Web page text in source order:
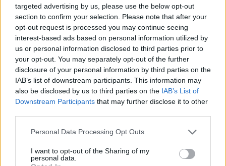
targeted advertising by us, please use the below opt-out
section to confirm your selection. Please note that after your
opt-out request is processed you may continue seeing
interest-based ads based on personal information utilized by
us or personal information disclosed to third parties prior to
your opt-out. You may separately opt-out of the further
disclosure of your personal information by third parties on the
IAB’s list of downstream participants. This information may
also be disclosed by us to third parties on the IAB’s List of
Downstream Participants that may further disclose it to other
Please note that this website/app uses one or more Google
not limited to your visit or usage behaviour. You may click to
grant or deny consent to Google and its third-party tags to
Personal Data Processing Opt Outs
I want to opt-out of the Sharing of my
personal data.
A művészek a már ismert slágerek mellett saját